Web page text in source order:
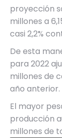
proyección
millones a
casi 2,2%
De esta
para 2022
millones de
año anterior.
El mayor
producción
millones de